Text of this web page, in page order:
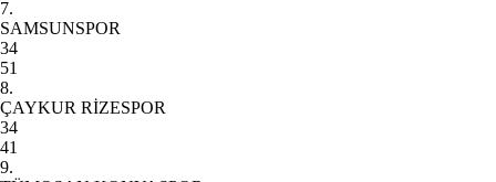
7.
SAMSUNSPOR
34
51
8.
ÇAYKUR RİZESPOR
34
41
9.